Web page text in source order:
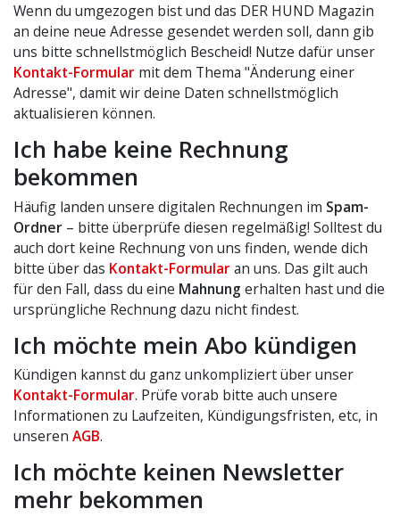
Wenn du umgezogen bist und das DER HUND Magazin
an deine neue Adresse gesendet werden soll, dann gib
uns bitte schnellstmöglich Bescheid! Nutze dafür unser
Kontakt-Formular mit dem Thema "Änderung einer
Adresse", damit wir deine Daten schnellstmöglich
aktualisieren können.
Ich habe keine Rechnung
bekommen
Häufig landen unsere digitalen Rechnungen im Spam-
Ordner – bitte überprüfe diesen regelmäßig! Solltest du
auch dort keine Rechnung von uns finden, wende dich
bitte über das Kontakt-Formularan uns. Das gilt auch
für den Fall, dass du eine Mahnung erhalten hast und die
ursprüngliche Rechnung dazu nicht findest.
Ich möchte mein Abo kündigen
Kündigen kannst du ganz unkompliziert über unser
Kontakt-Formular. Prüfe vorab bitte auch unsere
Informationen zu Laufzeiten, Kündigungsfristen, etc, in
unseren AGB.
Ich möchte keinen Newsletter
mehr bekommen